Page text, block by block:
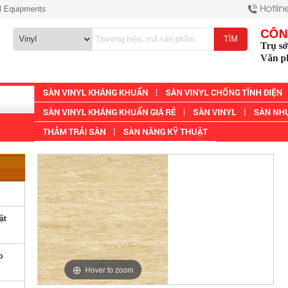
Equipments
Trụ
Văn
SÀN VINYL KHÁNG KHUẨN SÀN VINYL CHỐNG TĨNH ĐIỆN
SÀN VINYL KHÁNG KHUẨN GIÁ RẺ
SÀN VINYL SÀN
THẢM TRẢI SÀN
SÀN NÂNG KỸ THUẬT
Hover to zoom